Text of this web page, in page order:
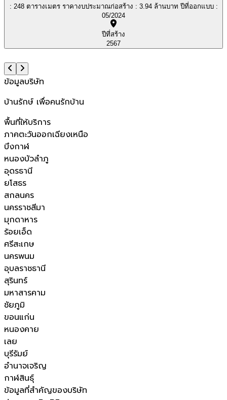
: 248 ตารางเมตร ราคางบประมาณก่อสร้าง : 3.94 ล้านบาท ปีที่ออกแบบ :
05/2024
ปีที่สร้าง
2567
ข้อมูลบริษัท
บ้านรักษ์ เพื่อคนรักบ้าน
พื้นที่ให้บริการ
ภาคตะวันออกเฉียงเหนือ
บึงกาฬ
หนองบัวลำภู
อุดรธานี
ยโสธร
สกลนคร
นครราชสีมา
มุกดาหาร
ร้อยเอ็ด
ศรีสะเกษ
นครพนม
อุบลราชธานี
สุรินทร์
มหาสารคาม
ชัยภูมิ
ขอนแก่น
หนองคาย
เลย
บุรีรัมย์
อำนาจเจริญ
กาฬสินธุ์
ข้อมูลที่สำคัญของบริษัท